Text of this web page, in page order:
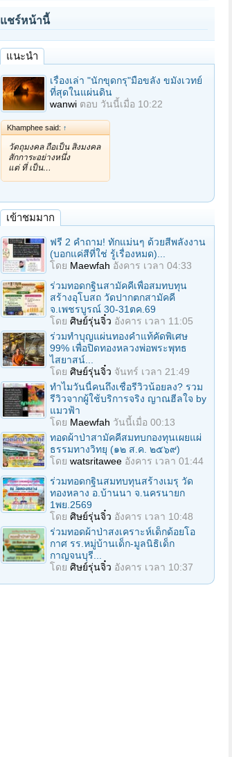
แชร์หน้านี้
แนะนำ
เรื่องเล่า "นักขุดกรุ"มือขลัง ขมังเวทย์
ที่สุดในแผ่นดิน
wanwi ตอบ วันนี้เมื่อ 10:22
Khamphee said: ↑
วัตถุมงคล ถือเป็น สิ่งมงคล
สักการะอย่างหนึ่ง
แต่ ที่ เป็น…
เข้าชมมาก
ฟรี 2 คำถาม! ทักแม่นๆ ด้วยสีพลังงาน
(บอกแค่สีที่ใช่ รู้เรื่องหมด)...
โดย Maewfah อังคาร เวลา 04:33
ร่วมทอดกฐินสามัคคีเพื่อสมทบทุน
สร้างอุโบสถ วัดปากตกสามัคคี
จ.เพชรบูรณ์ 30-31ตค.69
โดย ศิษย์รุ่นจิ๋ว อังคาร เวลา 11:05
ร่วมทําบุญแผ่นทองคำแท้คัดพิเศษ
99% เพื่อปิดทองหลวงพ่อพระพุทธ
ไสยาสน์...
โดย ศิษย์รุ่นจิ๋ว จันทร์ เวลา 21:49
ทำไมวันนี้คนถึงเชื่อรีวิวน้อยลง? รวม
รีวิวจากผู้ใช้บริการจริง ญาณฮีลใจ by
แมวฟ้า
โดย Maewfah วันนี้เมื่อ 00:13
ทอดผ้าป่าสามัคคีสมทบกองทุนเผยแผ่
ธรรมทางวิทยุ (๑๒ ส.ค. ๒๕๖๙)
โดย watsritawee อังคาร เวลา 01:44
ร่วมทอดกฐินสมทบทุนสร้างเมรุ วัด
ทองหลาง อ.บ้านนา จ.นครนายก
1พย.2569
โดย ศิษย์รุ่นจิ๋ว อังคาร เวลา 10:48
ร่วมทอดผ้าป่าสงเคราะห์เด็กด้อยโอ
กาศ รร.หมู่บ้านเด็ก-มูลนิธิเด็ก
กาญจนบุรี...
โดย ศิษย์รุ่นจิ๋ว อังคาร เวลา 10:37